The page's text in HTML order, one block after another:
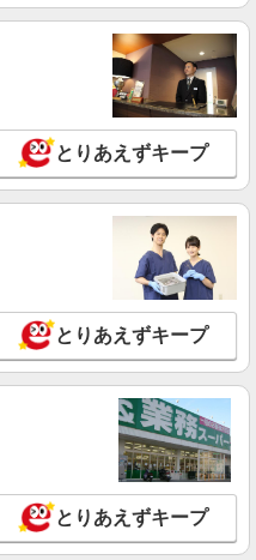
詳細を見る
時給1,150円 試用期間2か月あ
す） 交通費支給あり 社会保険あ
田169 ふかや花園プレミア
詳細を見る
パート・契約社員］ 時給1,200
給1,300円〜） ※経験・能力に
黒田169 ふかや花園プレミア
詳細を見る
とりあえずキープ
とりあえずキープ
とりあえずキープ